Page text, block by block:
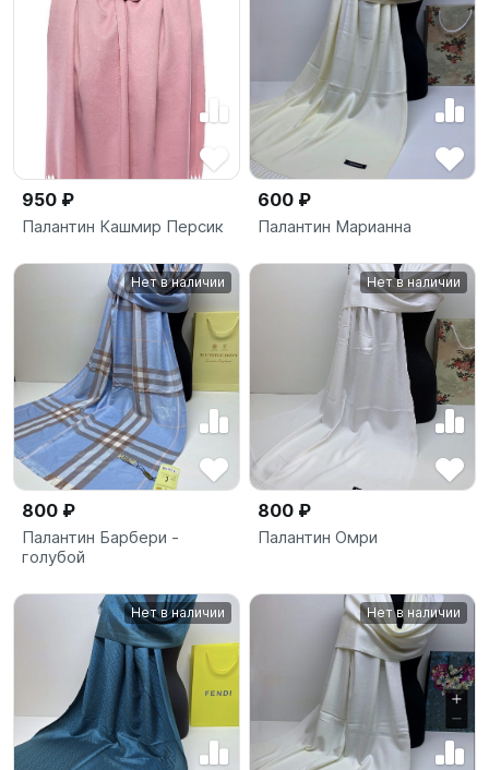
950 ₽
Палантин Кашмир Персик
600 ₽
Палантин Марианна
Нет в наличии
800 ₽
Палантин Барбери -
голубой
Нет в наличии
800 ₽
Палантин Омри
Нет в наличии Нет в наличии